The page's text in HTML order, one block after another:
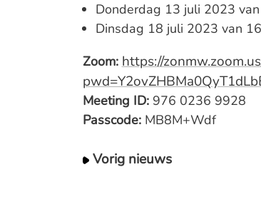
Donderdag 13 juli 2023
Dinsdag 18 juli 2023 van
Zoom: https://
Meeting ID:976 0236 9928
Passcode:MB8M+Wdf
Vorig nieuws